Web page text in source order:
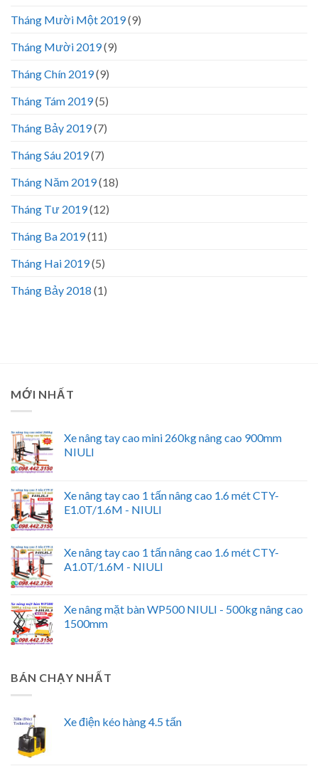
Tháng Mười Một 2019(9)
Tháng Mười 2019(9)
Tháng Chín 2019(9)
Tháng Tám 2019(5)
Tháng Bảy 2019(7)
Tháng Sáu 2019(7)
Tháng Năm 2019(18)
Tháng Tư 2019(12)
Tháng Ba 2019(11)
Tháng Hai 2019(5)
Tháng Bảy 2018 (1)
MỚI NHẤT
Xe nâng tay cao mini 260kg nâng cao 900mm
NIULI
Xe nâng tay cao 1 tấn nâng cao 1.6 mét CTY-
E1.0T/1.6M - NIULI
Xe nâng tay cao 1 tấn nâng cao 1.6 mét CTY-
A1.0T/1.6M - NIULI
Xe nâng mặt bàn WP500 NIULI - 500kg nâng cao
1500mm
BÁN CHẠY NHẤT
Xe điện kéo hàng 4.5 tấn